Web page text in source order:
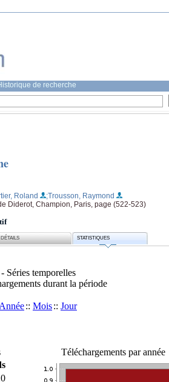
de recherche
Roland
;Trousson, Raymond
Diderot, Champion, Paris, page (522-523)
DÉTAILS STATISTIQUES